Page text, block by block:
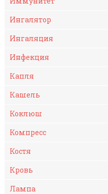
Ингалятор
Ингаляция
Инфекция
Капля
Кашель
Коклюш
Компресс
Костя
Кровь
Лампа